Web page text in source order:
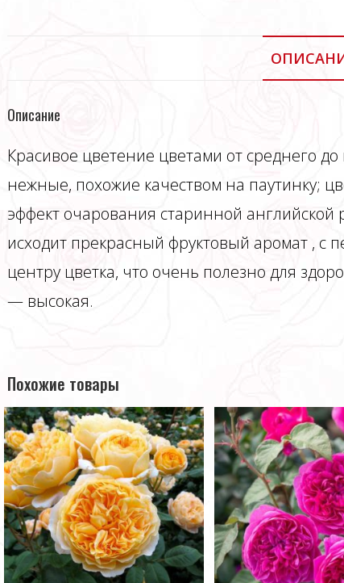
Описание
Красивое цветение цветами от среднего
нежные, похожие качеством на паутинку;
эффект очарования старинной
исходит прекрасный фруктовый аромат , с
центру цветка, что очень полезно для
— высокая.
Похожие товары